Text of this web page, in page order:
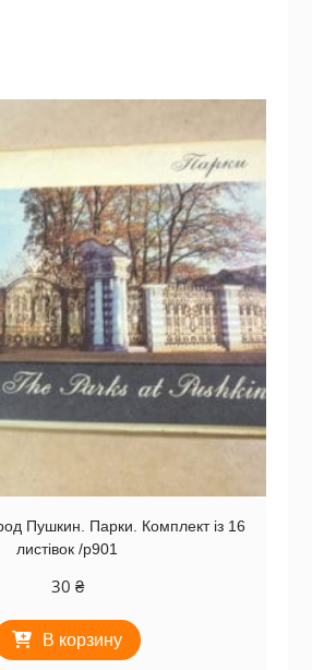
Пушкин. Парки. Комплект із 16
листівок /р901
30 ₴
В корзину